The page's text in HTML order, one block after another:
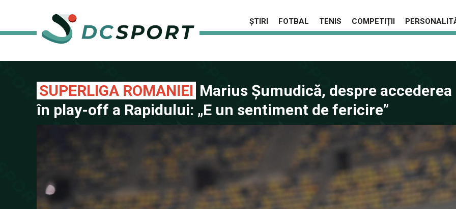
ȘTIRI FOTBAL TENIS COMPETIȚII
SUPERLIGA ROMANIEI Marius Șumudică, despre accederea
în play-off a Rapidului: „E un sentiment de fericire”